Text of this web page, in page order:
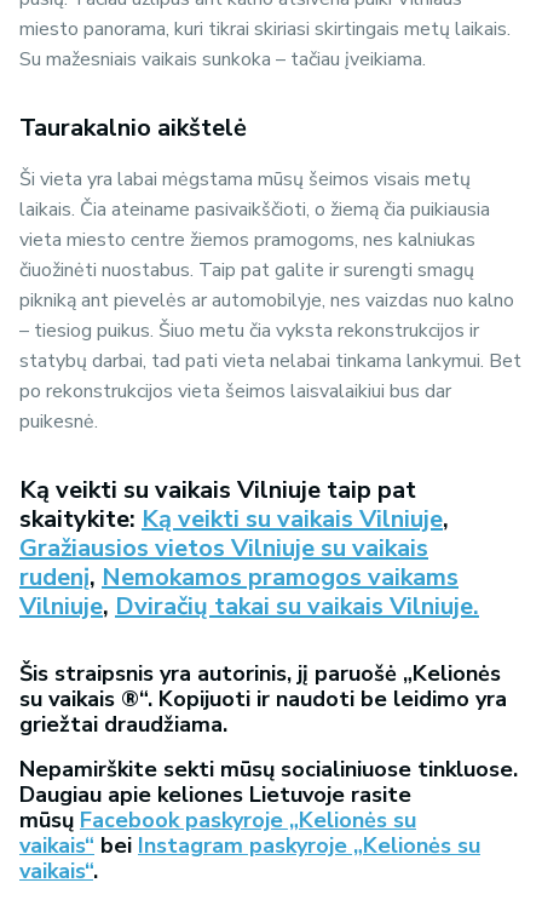
miesto panorama, kuri tikrai skiriasi skirtingais metų laikais.
Su mažesniais vaikais sunkoka – tačiau įveikiama.
Taurakalnio aikštelė
Ši vieta yra labai mėgstama mūsų šeimos visais metų
laikais. Čia ateiname pasivaikščioti, o žiemą čia puikiausia
vieta miesto centre žiemos pramogoms, nes kalniukas
čiuožinėti nuostabus. Taip pat galite ir surengti smagų
pikniką ant pievelės ar automobilyje, nes vaizdas nuo kalno
– tiesiog puikus. Šiuo metu čia vyksta rekonstrukcijos ir
statybų darbai, tad pati vieta nelabai tinkama lankymui. Bet
po rekonstrukcijos vieta šeimos laisvalaikiui bus dar
puikesnė.
Ką veikti su vaikais Vilniuje taip pat
skaitykite: Ką veikti su vaikais Vilniuje,
Gražiausios vietos Vilniuje su vaikais
rudenį, Nemokamos pramogos vaikams
Vilniuje, Dviračių takai su vaikais Vilniuje.
Šis straipsnis yra autorinis, jį paruošė „Kelionės
su vaikais ®“. Kopijuoti ir naudoti be leidimo yra
griežtai draudžiama.
Nepamirškite sekti mūsų socialiniuose tinkluose.
Daugiau apie keliones Lietuvoje rasite
mūsų Facebook paskyroje „Kelionės su
vaikais“ bei Instagram paskyroje „Kelionės su
vaikais“.